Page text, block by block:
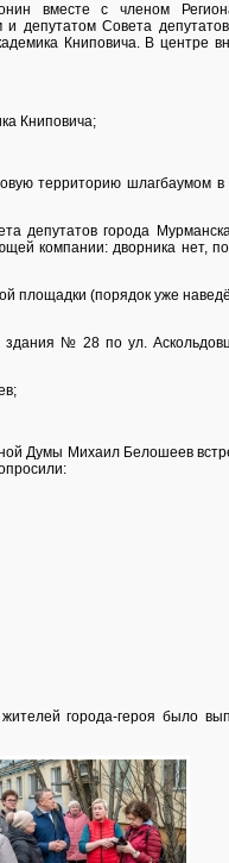
вместе с членом
депутатом Совета
Книповича. В центре
Книповича;
территорию шлагбаумом в
депутатов города
компании: дворника нет,
площадки (порядок уже
здания № 28 по ул.
Думы Михаил Белошеев
города‑героя было